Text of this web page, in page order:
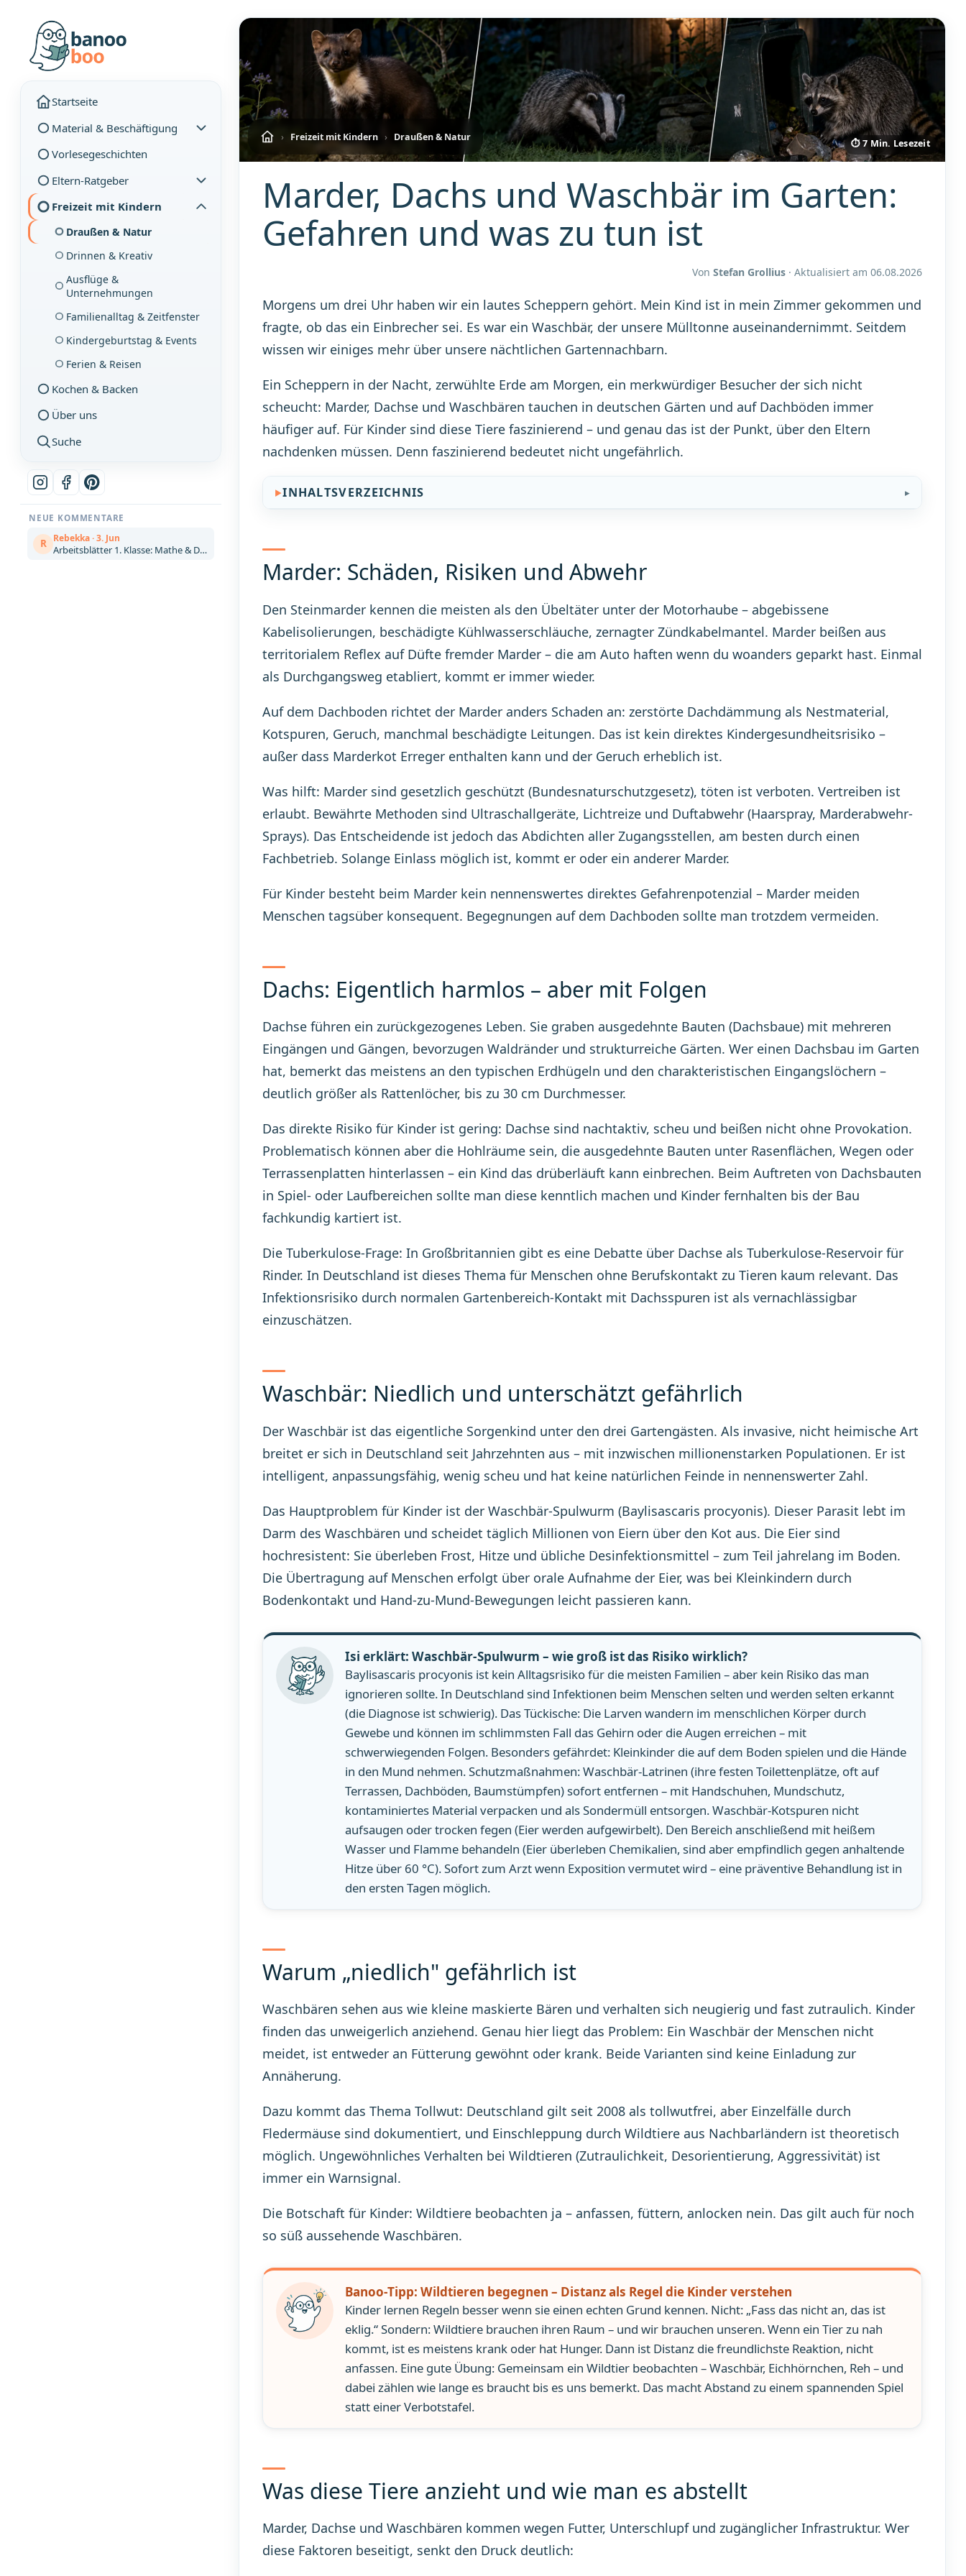
Startseite
Material & Beschäftigung
Vorlesegeschichten
Eltern-Ratgeber
Freizeit mit Kindern
Draußen & Natur
Drinnen & Kreativ
Ausflüge &
Unternehmungen
Familienalltag & Zeitfenster
Kindergeburtstag & Events
Ferien & Reisen
Kochen & Backen
Über uns
Suche
NEUE KOMMENTARE
R Rebekka · 3. Jun
Arbeitsblätter 1. Klasse: Mathe & Deutsch kostenlos zum Ausdrucken (Artikel)
› Freizeit mit Kindern › Draußen & Natur
⏱ 7 Min. Lesezeit
Marder, Dachs und Waschbär im Garten:
Gefahren und was zu tun ist
Von Stefan Grollius · Aktualisiert am 06.08.2026
Morgens um drei Uhr haben wir ein lautes Scheppern gehört. Mein Kind ist in mein Zimmer gekommen und
fragte, ob das ein Einbrecher sei. Es war ein Waschbär, der unsere Mülltonne auseinandernimmt. Seitdem
wissen wir einiges mehr über unsere nächtlichen Gartennachbarn.
Ein Scheppern in der Nacht, zerwühlte Erde am Morgen, ein merkwürdiger Besucher der sich nicht
scheucht: Marder, Dachse und Waschbären tauchen in deutschen Gärten und auf Dachböden immer
häufiger auf. Für Kinder sind diese Tiere faszinierend – und genau das ist der Punkt, über den Eltern
nachdenken müssen. Denn faszinierend bedeutet nicht ungefährlich.
INHALTSVERZEICHNIS
Marder: Schäden, Risiken und Abwehr
Den Steinmarder kennen die meisten als den Übeltäter unter der Motorhaube – abgebissene
Kabelisolierungen, beschädigte Kühlwasserschläuche, zernagter Zündkabelmantel. Marder beißen aus
territorialem Reflex auf Düfte fremder Marder – die am Auto haften wenn du woanders geparkt hast. Einmal
als Durchgangsweg etabliert, kommt er immer wieder.
Auf dem Dachboden richtet der Marder anders Schaden an: zerstörte Dachdämmung als Nestmaterial,
Kotspuren, Geruch, manchmal beschädigte Leitungen. Das ist kein direktes Kindergesundheitsrisiko –
außer dass Marderkot Erreger enthalten kann und der Geruch erheblich ist.
Was hilft: Marder sind gesetzlich geschützt (Bundesnaturschutzgesetz), töten ist verboten. Vertreiben ist
erlaubt. Bewährte Methoden sind Ultraschallgeräte, Lichtreize und Duftabwehr (Haarspray, Marderabwehr-
Sprays). Das Entscheidende ist jedoch das Abdichten aller Zugangsstellen, am besten durch einen
Fachbetrieb. Solange Einlass möglich ist, kommt er oder ein anderer Marder.
Für Kinder besteht beim Marder kein nennenswertes direktes Gefahrenpotenzial – Marder meiden
Menschen tagsüber konsequent. Begegnungen auf dem Dachboden sollte man trotzdem vermeiden.
Dachs: Eigentlich harmlos – aber mit Folgen
Dachse führen ein zurückgezogenes Leben. Sie graben ausgedehnte Bauten (Dachsbaue) mit mehreren
Eingängen und Gängen, bevorzugen Waldränder und strukturreiche Gärten. Wer einen Dachsbau im Garten
hat, bemerkt das meistens an den typischen Erdhügeln und den charakteristischen Eingangslöchern –
deutlich größer als Rattenlöcher, bis zu 30 cm Durchmesser.
Das direkte Risiko für Kinder ist gering: Dachse sind nachtaktiv, scheu und beißen nicht ohne Provokation.
Problematisch können aber die Hohlräume sein, die ausgedehnte Bauten unter Rasenflächen, Wegen oder
Terrassenplatten hinterlassen – ein Kind das drüberläuft kann einbrechen. Beim Auftreten von Dachsbauten
in Spiel- oder Laufbereichen sollte man diese kenntlich machen und Kinder fernhalten bis der Bau
fachkundig kartiert ist.
Die Tuberkulose-Frage: In Großbritannien gibt es eine Debatte über Dachse als Tuberkulose-Reservoir für
Rinder. In Deutschland ist dieses Thema für Menschen ohne Berufskontakt zu Tieren kaum relevant. Das
Infektionsrisiko durch normalen Gartenbereich-Kontakt mit Dachsspuren ist als vernachlässigbar
einzuschätzen.
Waschbär: Niedlich und unterschätzt gefährlich
Der Waschbär ist das eigentliche Sorgenkind unter den drei Gartengästen. Als invasive, nicht heimische Art
breitet er sich in Deutschland seit Jahrzehnten aus – mit inzwischen millionenstarken Populationen. Er ist
intelligent, anpassungsfähig, wenig scheu und hat keine natürlichen Feinde in nennenswerter Zahl.
Das Hauptproblem für Kinder ist der Waschbär-Spulwurm (Baylisascaris procyonis). Dieser Parasit lebt im
Darm des Waschbären und scheidet täglich Millionen von Eiern über den Kot aus. Die Eier sind
hochresistent: Sie überleben Frost, Hitze und übliche Desinfektionsmittel – zum Teil jahrelang im Boden.
Die Übertragung auf Menschen erfolgt über orale Aufnahme der Eier, was bei Kleinkindern durch
Bodenkontakt und Hand-zu-Mund-Bewegungen leicht passieren kann.
Isi erklärt: Waschbär-Spulwurm – wie groß ist das Risiko wirklich?
Baylisascaris procyonis ist kein Alltagsrisiko für die meisten Familien – aber kein Risiko das man
ignorieren sollte. In Deutschland sind Infektionen beim Menschen selten und werden selten erkannt
(die Diagnose ist schwierig). Das Tückische: Die Larven wandern im menschlichen Körper durch
Gewebe und können im schlimmsten Fall das Gehirn oder die Augen erreichen – mit
schwerwiegenden Folgen. Besonders gefährdet: Kleinkinder die auf dem Boden spielen und die Hände
in den Mund nehmen. Schutzmaßnahmen: Waschbär-Latrinen (ihre festen Toilettenplätze, oft auf
Terrassen, Dachböden, Baumstümpfen) sofort entfernen – mit Handschuhen, Mundschutz,
kontaminiertes Material verpacken und als Sondermüll entsorgen. Waschbär-Kotspuren nicht
aufsaugen oder trocken fegen (Eier werden aufgewirbelt). Den Bereich anschließend mit heißem
Wasser und Flamme behandeln (Eier überleben Chemikalien, sind aber empfindlich gegen anhaltende
Hitze über 60 °C). Sofort zum Arzt wenn Exposition vermutet wird – eine präventive Behandlung ist in
den ersten Tagen möglich.
Warum „niedlich" gefährlich ist
Waschbären sehen aus wie kleine maskierte Bären und verhalten sich neugierig und fast zutraulich. Kinder
finden das unweigerlich anziehend. Genau hier liegt das Problem: Ein Waschbär der Menschen nicht
meidet, ist entweder an Fütterung gewöhnt oder krank. Beide Varianten sind keine Einladung zur
Annäherung.
Dazu kommt das Thema Tollwut: Deutschland gilt seit 2008 als tollwutfrei, aber Einzelfälle durch
Fledermäuse sind dokumentiert, und Einschleppung durch Wildtiere aus Nachbarländern ist theoretisch
möglich. Ungewöhnliches Verhalten bei Wildtieren (Zutraulichkeit, Desorientierung, Aggressivität) ist
immer ein Warnsignal.
Die Botschaft für Kinder: Wildtiere beobachten ja – anfassen, füttern, anlocken nein. Das gilt auch für noch
so süß aussehende Waschbären.
Banoo-Tipp: Wildtieren begegnen – Distanz als Regel die Kinder verstehen
Kinder lernen Regeln besser wenn sie einen echten Grund kennen. Nicht: „Fass das nicht an, das ist
eklig.“ Sondern: Wildtiere brauchen ihren Raum – und wir brauchen unseren. Wenn ein Tier zu nah
kommt, ist es meistens krank oder hat Hunger. Dann ist Distanz die freundlichste Reaktion, nicht
anfassen. Eine gute Übung: Gemeinsam ein Wildtier beobachten – Waschbär, Eichhörnchen, Reh – und
dabei zählen wie lange es braucht bis es uns bemerkt. Das macht Abstand zu einem spannenden Spiel
statt einer Verbotstafel.
Was diese Tiere anzieht und wie man es abstellt
Marder, Dachse und Waschbären kommen wegen Futter, Unterschlupf und zugänglicher Infrastruktur. Wer
diese Faktoren beseitigt, senkt den Druck deutlich: